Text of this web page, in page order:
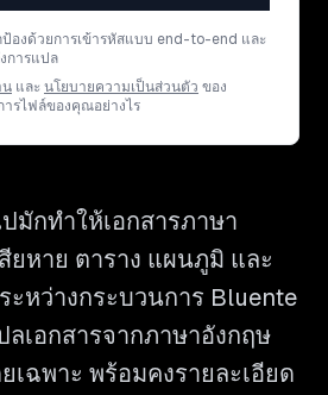
องด้วยการเข้ารหัสแบบ end-to-end และ
การแปล
น และ นโยบายความเป็นส่วนตัว ของ
ารไฟล์ของคุณอย่างไร
มักทำให้เอกสารภาษา
หาย ตาราง แผนภูมิ และ
หว่างกระบวนการ Bluente
เอกสารจากภาษาอังกฤษ
เฉพาะ พร้อมคงรายละเอียด